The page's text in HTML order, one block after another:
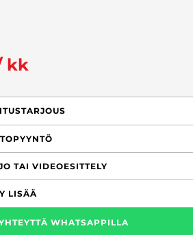
kk
TAI VIDEOESITTELY
LISÄÄ
WHATSAPPILLA